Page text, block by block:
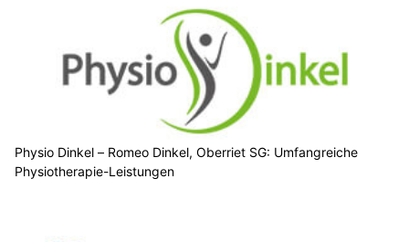
Physio Dinkel – Romeo Dinkel, Oberriet SG: Umfangreiche
Physiotherapie-Leistungen